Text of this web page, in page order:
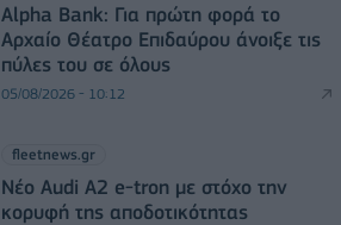
Alpha Bank: Για πρώτη φορά το
Αρχαίο Θέατρο Επιδαύρου άνοιξε τις
πύλες του σε όλους
05/08/2026 - 10:12
fleetnews.gr
Νέο Audi A2 e-tron με στόχο την
κορυφή της αποδοτικότητας